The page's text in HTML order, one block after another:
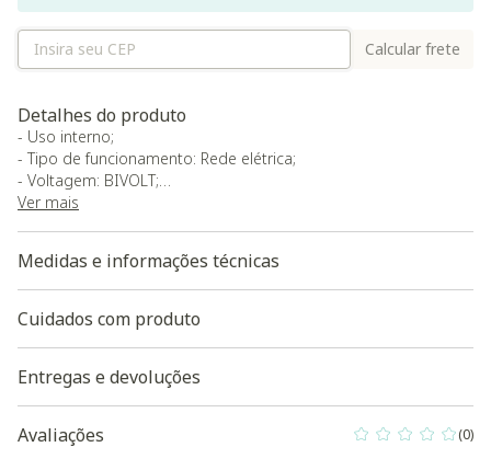
Calcular frete
Detalhes do produto
- Uso interno;
- Tipo de funcionamento: Rede elétrica;
- Voltagem: BIVOLT;
- Quantidade de soquetes: 1;
- Tipo de Conexão com Fonte de Energia: Ponto de luz;
- Possui armação;
- O produto será entregue montado.
Baixe aqui a modelagem 3D do produto
Ver mais
Medidas e informações técnicas
Cuidados com produto
Entregas e devoluções
Avaliações 0 out of 5 (0)